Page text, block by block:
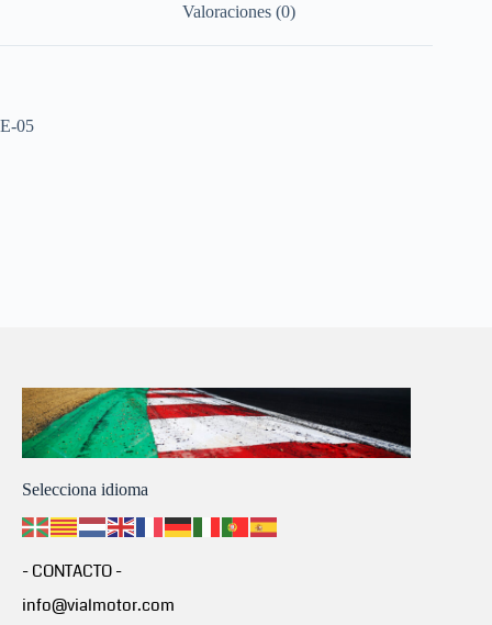
Valoraciones (0)
E-05
Selecciona idioma
- CONTACTO -
info@vialmotor.com